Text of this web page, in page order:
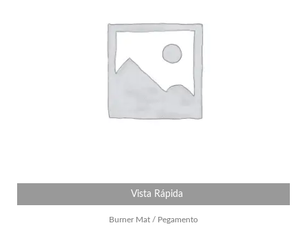
Vista Rápida
Burner Mat / Pegamento